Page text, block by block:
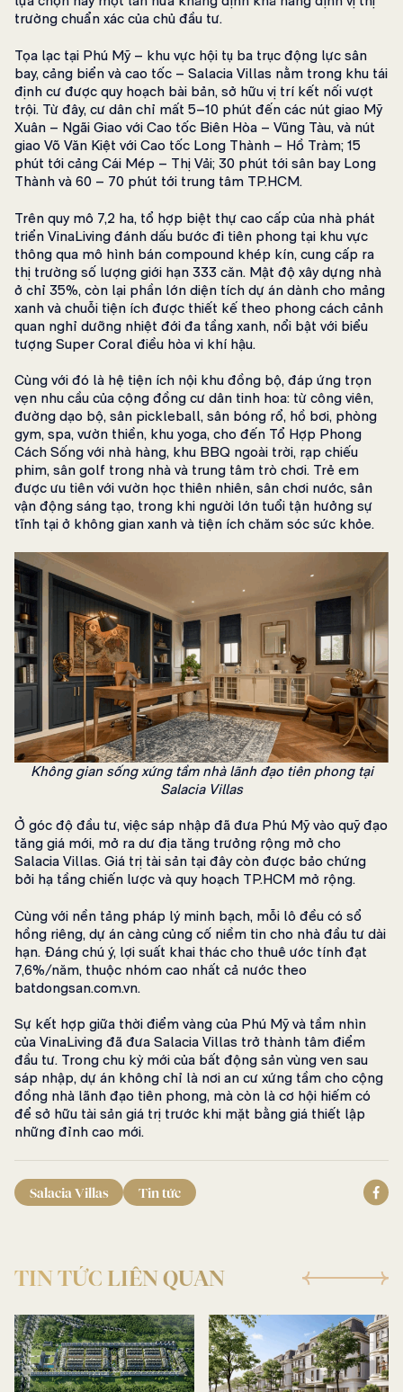
trường chuẩn xác của chủ đầu tư.
Tọa lạc tại Phú Mỹ – khu vực hội tụ ba trục động lực sân
bay, cảng biển và cao tốc – Salacia Villas nằm trong khu tái
định cư được quy hoạch bài bản, sở hữu vị trí kết nối vượt
trội. Từ đây, cư dân chỉ mất 5–10 phút đến các nút giao Mỹ
Xuân – Ngãi Giao với Cao tốc Biên Hòa – Vũng Tàu, và nút
giao Võ Văn Kiệt với Cao tốc Long Thành – Hồ Tràm; 15
phút tới cảng Cái Mép – Thị Vải; 30 phút tới sân bay Long
Thành và 60 – 70 phút tới trung tâm TP.HCM.
Trên quy mô 7,2 ha, tổ hợp biệt thự cao cấp của nhà phát
triển VinaLiving đánh dấu bước đi tiên phong tại khu vực
thông qua mô hình bán compound khép kín, cung cấp ra
thị trường số lượng giới hạn 333 căn. Mật độ xây dựng nhà
ở chỉ 35%, còn lại phần lớn diện tích dự án dành cho mảng
xanh và chuỗi tiện ích được thiết kế theo phong cách cảnh
quan nghỉ dưỡng nhiệt đới đa tầng xanh, nổi bật với biểu
tượng Super Coral điều hòa vi khí hậu.
Cùng với đó là hệ tiện ích nội khu đồng bộ, đáp ứng trọn
vẹn nhu cầu của cộng đồng cư dân tinh hoa: từ công viên,
đường dạo bộ, sân pickleball, sân bóng rổ, hồ bơi, phòng
gym, spa, vườn thiền, khu yoga, cho đến Tổ Hợp Phong
Cách Sống với nhà hàng, khu BBQ ngoài trời, rạp chiếu
phim, sân golf trong nhà và trung tâm trò chơi. Trẻ em
được ưu tiên với vườn học thiên nhiên, sân chơi nước, sân
vận động sáng tạo, trong khi người lớn tuổi tận hưởng sự
tĩnh tại ở không gian xanh và tiện ích chăm sóc sức khỏe.
Không gian sống xứng tầm nhà lãnh đạo tiên phong tại
Salacia Villas
Ở góc độ đầu tư, việc sáp nhập đã đưa Phú Mỹ vào quỹ đạo
tăng giá mới, mở ra dư địa tăng trưởng rộng mở cho
Salacia Villas. Giá trị tài sản tại đây còn được bảo chứng
bởi hạ tầng chiến lược và quy hoạch TP.HCM mở rộng.
Cùng với nền tảng pháp lý minh bạch, mỗi lô đều có sổ
hồng riêng, dự án càng củng cố niềm tin cho nhà đầu tư dài
hạn. Đáng chú ý, lợi suất khai thác cho thuê ước tính đạt
7,6%/năm, thuộc nhóm cao nhất cả nước theo
batdongsan.com.vn.
Sự kết hợp giữa thời điểm vàng của Phú Mỹ và tầm nhìn
của VinaLiving đã đưa Salacia Villas trở thành tâm điểm
đầu tư. Trong chu kỳ mới của bất động sản vùng ven sau
sáp nhập, dự án không chỉ là nơi an cư xứng tầm cho cộng
đồng nhà lãnh đạo tiên phong, mà còn là cơ hội hiếm có
để sở hữu tài sản giá trị trước khi mặt bằng giá thiết lập
những đỉnh cao mới.
Salacia Villas Tin tức
TIN TỨC LIÊN QUAN